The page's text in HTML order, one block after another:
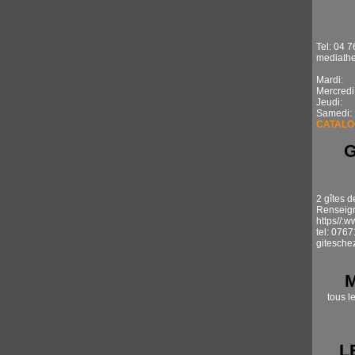
Tel: 04
Mardi:
Jeudi:
2 gîtes
https//
tel:
tous